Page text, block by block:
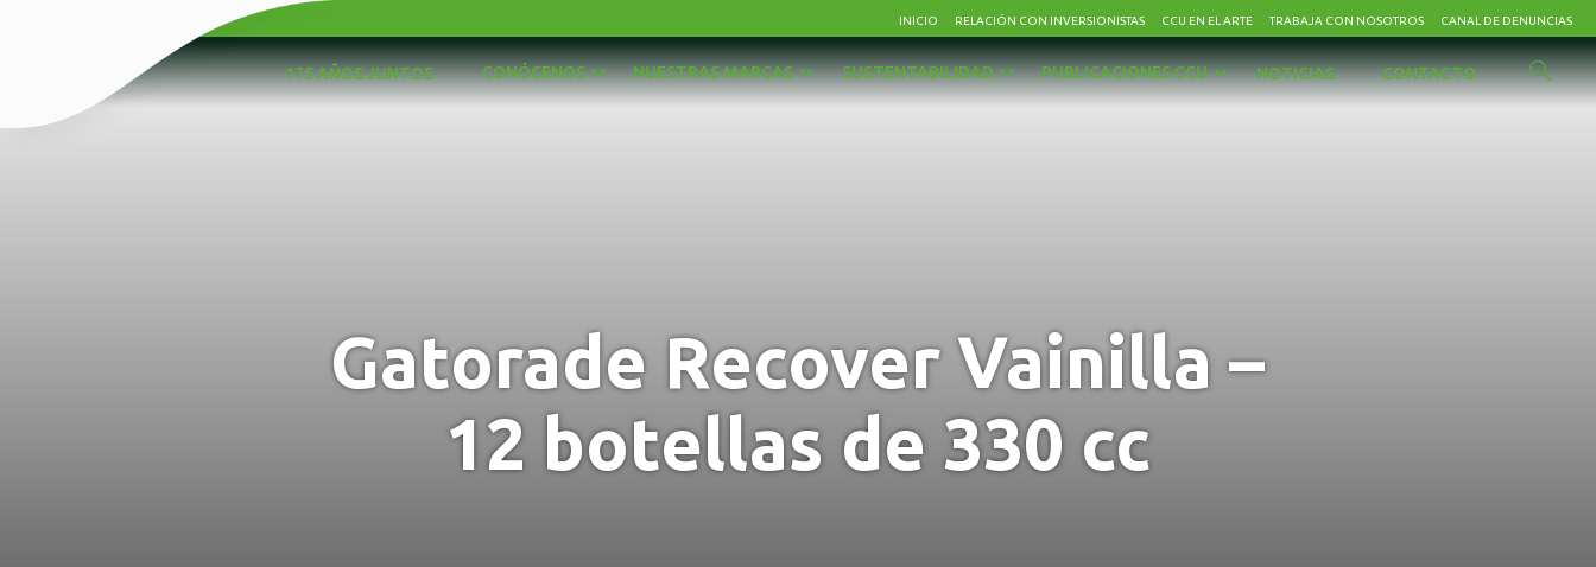
INICIO RELACIÓN CON INVERSIONISTAS CCU EN EL ARTE TRABAJA CON NOSOTROS CANAL DE DENUNCIAS
175 AÑOS JUNTOS CONÓCENOS NUESTRAS MARCAS
JUGOS, NÉCTARES Y BEBIDAS EN POLVO
SUSTENTABILIDAD PUBLICACIONES CCU NOTICIAS CONTACTO
Gatorade Recover Vainilla –
12 botellas de 330 cc